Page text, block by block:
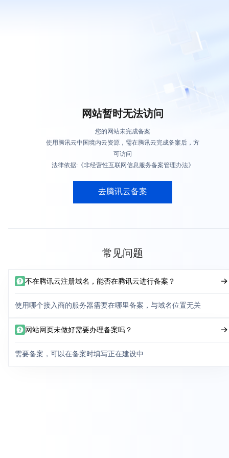
网站暂时无法访问
您的网站未完成备案
使用腾讯云中国境内云资源，需在腾讯云完成备案后，方
可访问
法律依据:《非经营性互联网信息服务备案管理办法》
去腾讯云备案
常见问题
不在腾讯云注册域名，能否在腾讯云进行备案？
使用哪个接入商的服务器需要在哪里备案，与域名位置无关
网站网页未做好需要办理备案吗？
需要备案，可以在备案时填写正在建设中